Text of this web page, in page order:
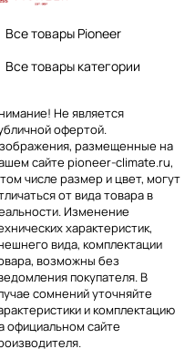
Все товары Pioneer
Все товары категории
Не является
офертой.
размещенные на
сайте pioneer-climate.ru,
числе размер и цвет, могут
от вида товара в
Изменение
характеристик,
вида, комплектации
возможны без
покупателя. В
сомнений уточняйте
и комплектацию
официальном сайте